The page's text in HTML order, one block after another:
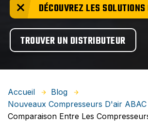
DÉCOUVREZ LES SOLUTIONS
TROUVER UN DISTRIBUTEUR
Accueil
Blog
Nouveaux Compresseurs D'air ABAC
Comparaison Entre Les